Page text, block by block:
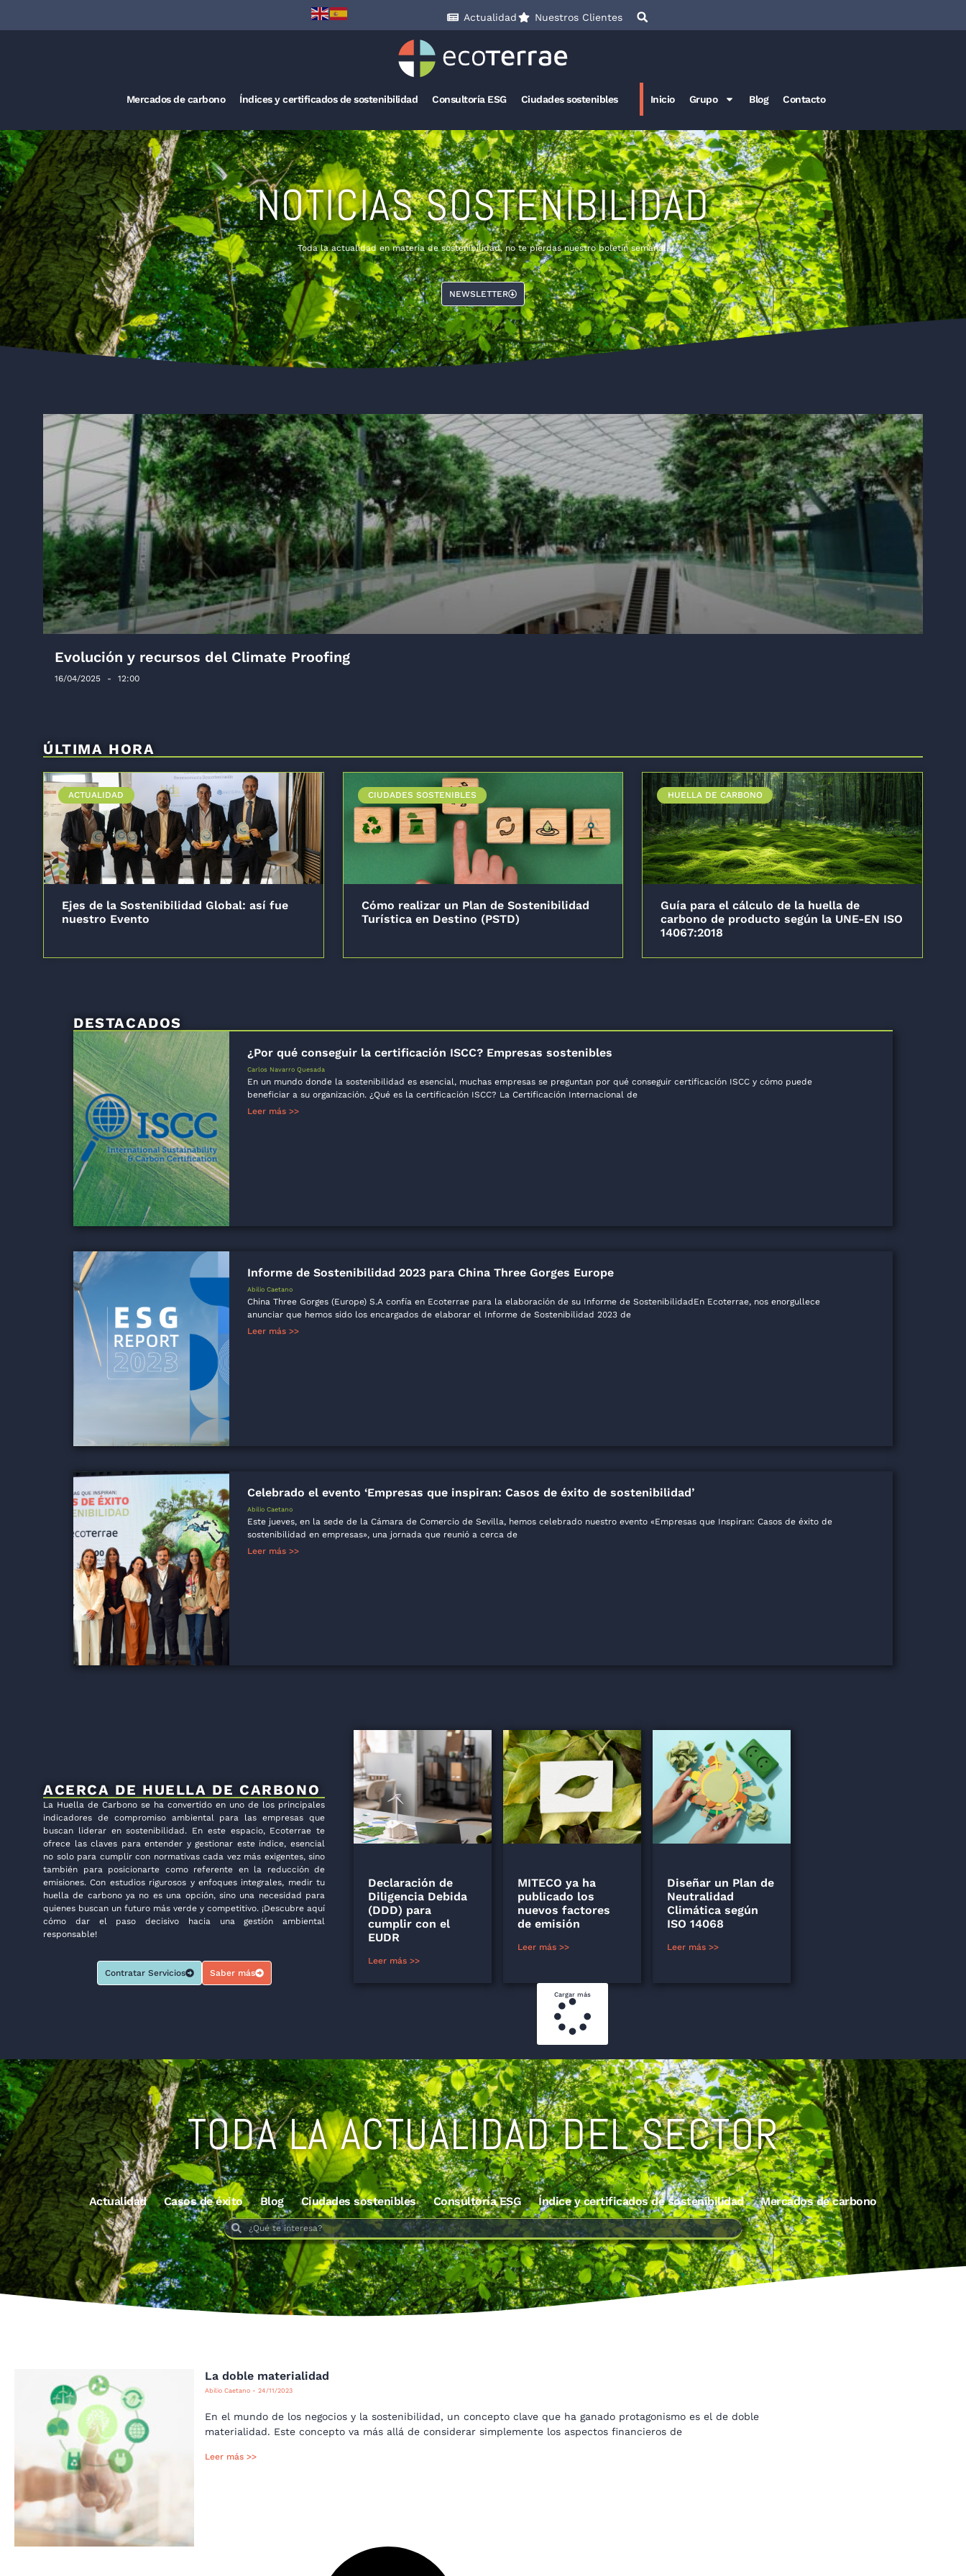
Actualidad Nuestros Clientes
Mercados de carbono Índices y certificados de sostenibilidad Consultoría ESG Ciudades sostenibles Inicio Grupo Blog Contacto
NOTICIAS SOSTENIBILIDAD
Toda la actualidad en materia de sostenibilidad, no te pierdas nuestro boletín semanal.
NEWSLETTER
Evolución y recursos del Climate Proofing
16/04/2025 12:00
ÚLTIMA HORA
ACTUALIDAD
Ejes de la Sostenibilidad Global: así fue
nuestro Evento
CIUDADES SOSTENIBLES
Cómo realizar un Plan de Sostenibilidad
Turística en Destino (PSTD)
HUELLA DE CARBONO
Guía para el cálculo de la huella de
carbono de producto según la UNE-EN ISO
14067:2018
¿Por qué conseguir la certificación ISCC? Empresas sostenibles
Carlos Navarro Quesada
En un mundo donde la sostenibilidad es esencial, muchas empresas se preguntan por qué conseguir certificación ISCC y cómo puede
beneficiar a su organización. ¿Qué es la certificación ISCC? La Certificación Internacional de
Leer más >>
Informe de Sostenibilidad 2023 para China Three Gorges Europe
Abilio Caetano
China Three Gorges (Europe) S.A confía en Ecoterrae para la elaboración de su Informe de SostenibilidadEn Ecoterrae, nos enorgullece
anunciar que hemos sido los encargados de elaborar el Informe de Sostenibilidad 2023 de
Leer más >>
Celebrado el evento ‘Empresas que inspiran: Casos de éxito de sostenibilidad’
Abilio Caetano
Este jueves, en la sede de la Cámara de Comercio de Sevilla, hemos celebrado nuestro evento «Empresas que Inspiran: Casos de éxito de
sostenibilidad en empresas», una jornada que reunió a cerca de
Leer más >>
DESTACADOS
La Huella de Carbono se ha convertido en uno de los principales
indicadores de compromiso ambiental para las empresas que
buscan liderar en sostenibilidad. En este espacio, Ecoterrae te
ofrece las claves para entender y gestionar este índice, esencial
no solo para cumplir con normativas cada vez más exigentes, sino
también para posicionarte como referente en la reducción de
emisiones. Con estudios rigurosos y enfoques integrales, medir tu
huella de carbono ya no es una opción, sino una necesidad para
quienes buscan un futuro más verde y competitivo. ¡Descubre aquí
cómo dar el paso decisivo hacia una gestión ambiental
responsable!
ACERCA DE HUELLA DE CARBONO
Contratar Servicios Saber más
Declaración de
Diligencia Debida
(DDD) para
cumplir con el
EUDR
Leer más >>
MITECO ya ha
publicado los
nuevos factores
de emisión
Leer más >>
Diseñar un Plan de
Neutralidad
Climática según
ISO 14068
Leer más >>
Cargar más
TODA LA ACTUALIDAD DEL SECTOR
Actualidad Casos de éxito Blog Ciudades sostenibles Consultoría ESG Índice y certificados de sostenibilidad Mercados de carbono
La doble materialidad
Abilio Caetano 24/11/2023
En el mundo de los negocios y la sostenibilidad, un concepto clave que ha ganado protagonismo es el de doble
materialidad. Este concepto va más allá de considerar simplemente los aspectos financieros de
Leer más >>